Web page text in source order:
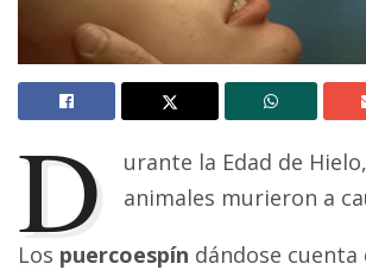
D
urante la Edad de
animales murieron a
Los puercoespín dándose cuenta